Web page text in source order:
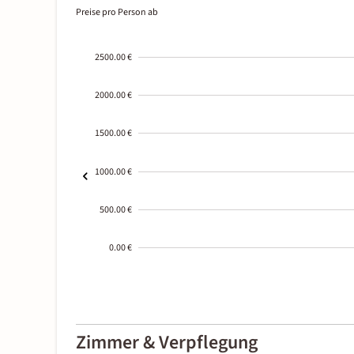
Preise pro Person ab
2500.00 €
2000.00 €
1500.00 €
1000.00 €
500.00 €
0.00 €
01-02
Zimmer & Verpflegung